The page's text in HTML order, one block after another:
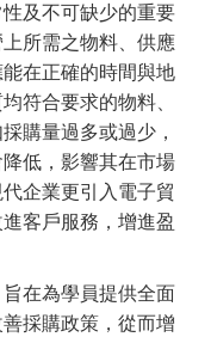
及不可缺少的重要
所需之物料、供應
在正確的時間與地
符合要求的物料、
購量過多或過少，
低，影響其在市場
企業更引入電子貿
客戶服務，增進盈
在為學員提供全面
採購政策，從而增